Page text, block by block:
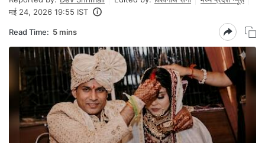
मई 24, 2026 19:55 IST
Read Time: 5 mins